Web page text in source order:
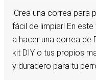
¡Crea una correa para
fácil de limpiar! En
a hacer una correa de
kit DIY o tus propios
y duradero para tu